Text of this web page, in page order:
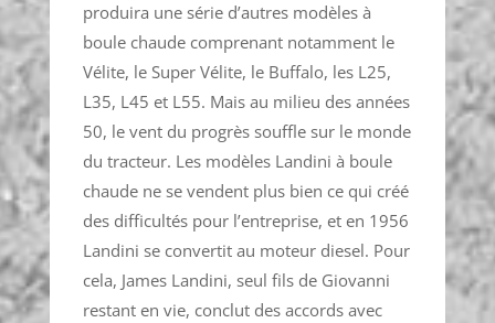
produira une série d’autres modèles à
boule chaude comprenant notamment le
Vélite, le Super Vélite, le Buffalo, les L25,
L35, L45 et L55. Mais au milieu des années
50, le vent du progrès souffle sur le monde
du tracteur. Les modèles Landini à boule
chaude ne se vendent plus bien ce qui créé
des difficultés pour l’entreprise, et en 1956
Landini se convertit au moteur diesel. Pour
cela, James Landini, seul fils de Giovanni
restant en vie, conclut des accords avec